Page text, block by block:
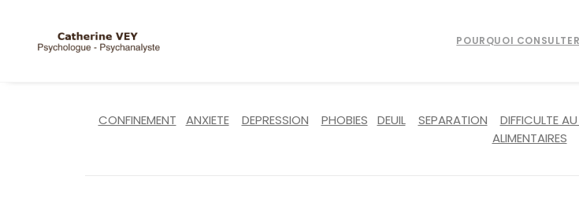
POURQUOI CONSULTER
CONFINEMENT ANXIETE DEPRESSION PHOBIES DEUIL SEPARATION DIFFICULTE
ALIMENTAIRES